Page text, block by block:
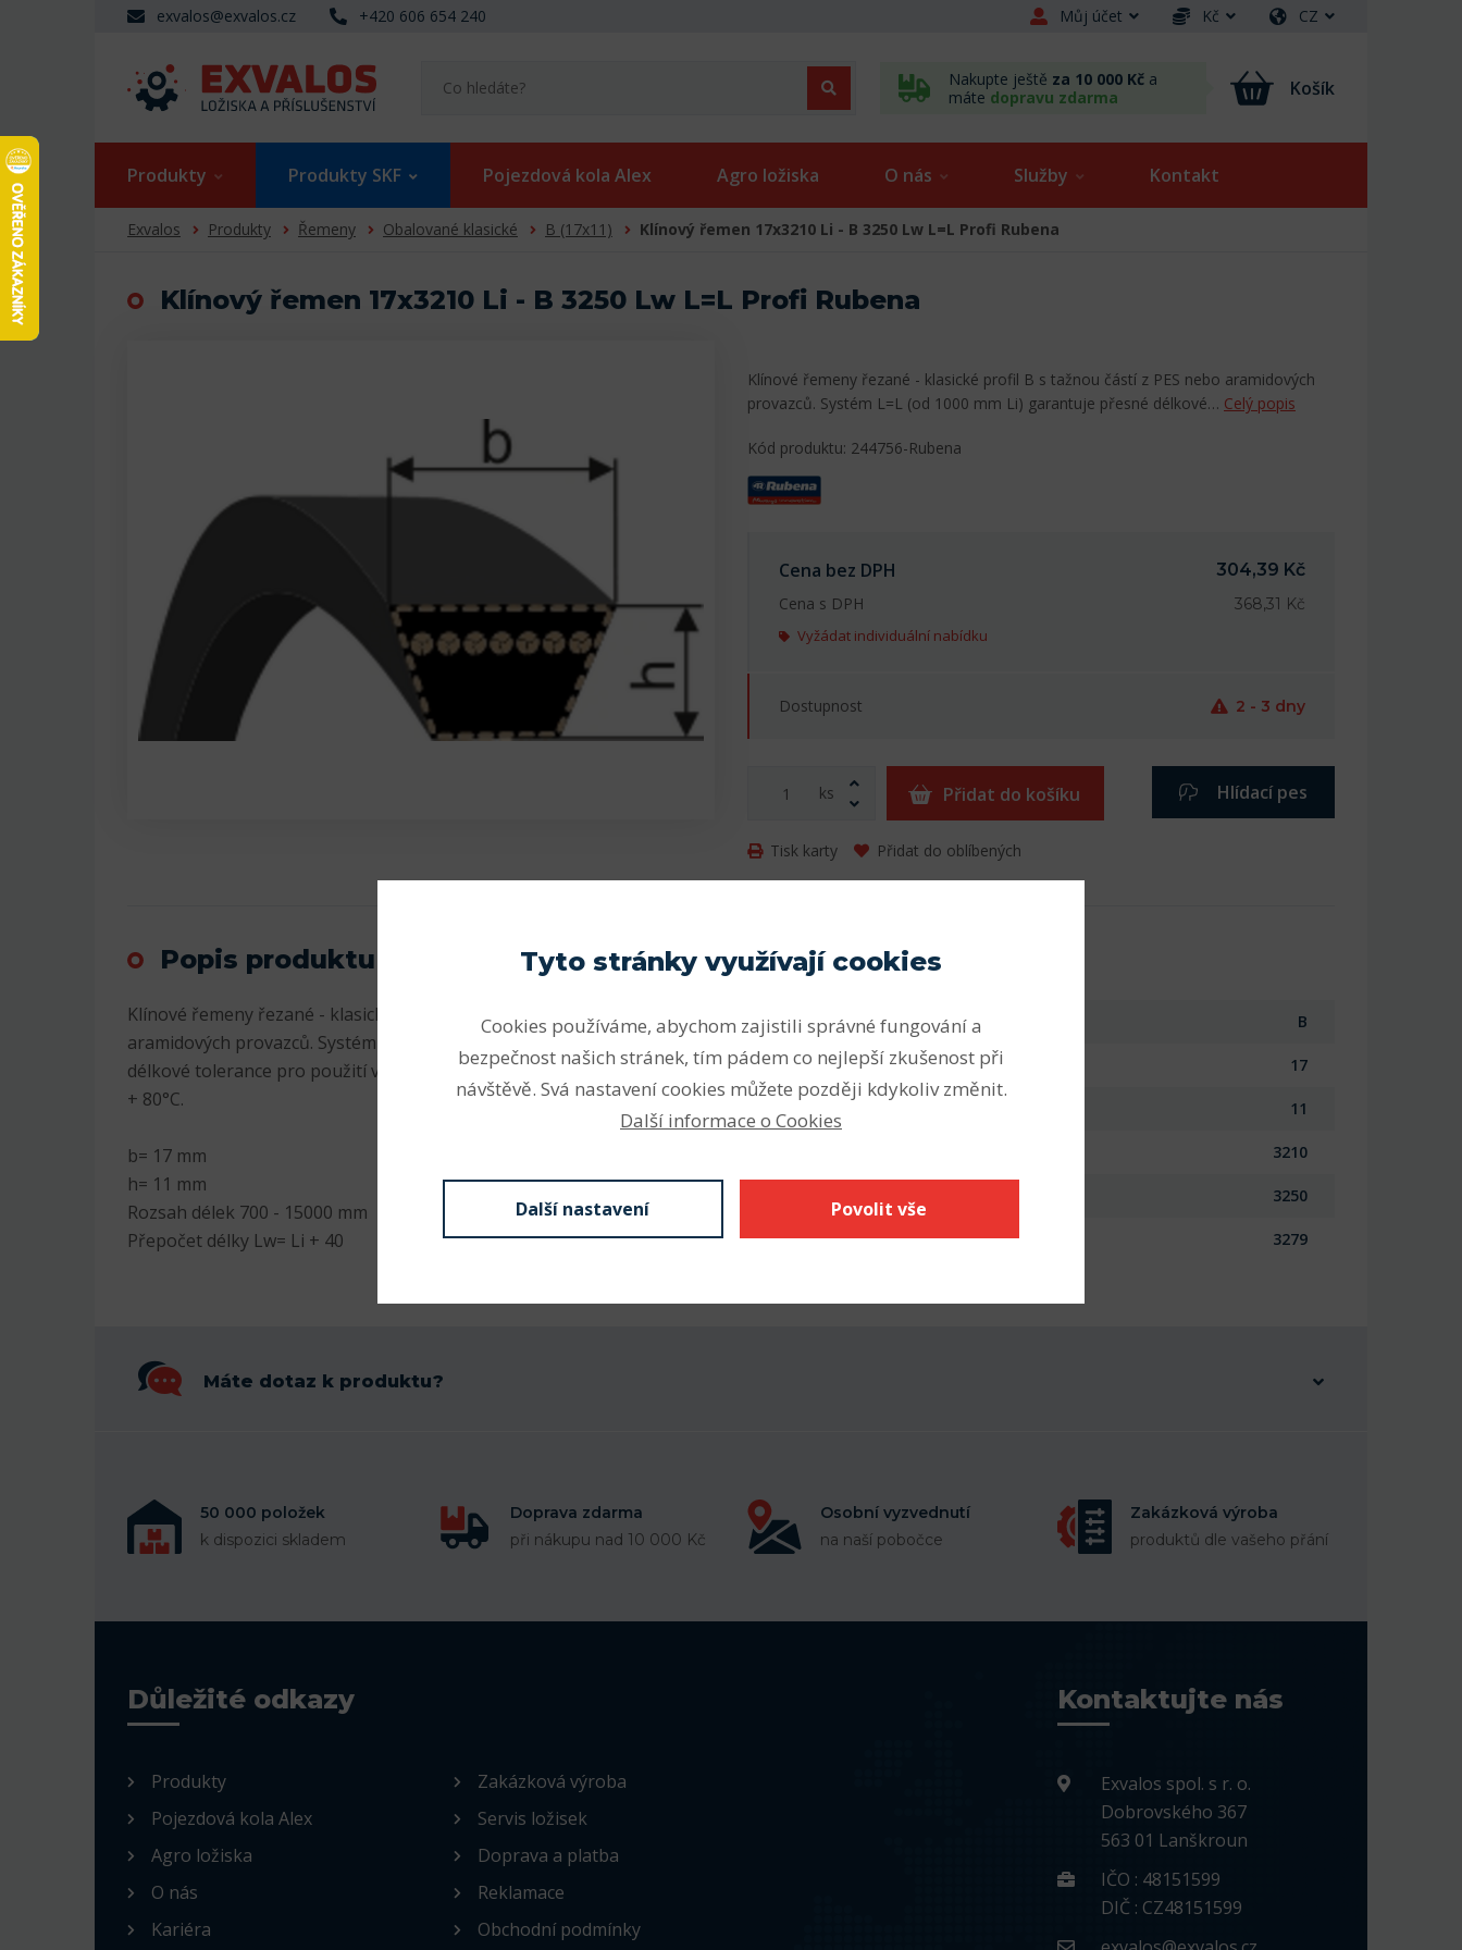
exvalos@exvalos.cz +420 606 654 240 Můj účet Kč CZ
Nakupte ještě za 10 000 Kč a
máte dopravu zdarma Košík
Produkty Produkty SKF Pojezdová kola Alex Agro ložiska O nás Služby Kontakt
Exvalos Produkty Řemeny Obalované klasické B (17x11) Klínový řemen 17x3210 Li - B 3250 Lw L=L Profi Rubena
Klínový řemen 17x3210 Li - B 3250 Lw L=L Profi Rubena
Klínové řemeny řezané - klasické profil B s tažnou částí z PES nebo aramidových
provazců. Systém L=L (od 1000 mm Li) garantuje přesné délkové… Celý popis
Kód produktu: 244756-Rubena
Cena bez DPH
304,39 Kč
Cena s DPH
368,31 Kč
Vyžádat individuální nabídku
Dostupnost 2 - 3 dny
ks Přidat do košíku Hlídací pes
Tisk karty Přidat do oblíbených
Popis produktu
Klínové řemeny řezané - klasické profil B s tažnou částí z PES nebo
aramidových provazců. Systém L=L (od 1000 mm Li) garantuje přesné
délkové tolerance pro použití v sadě. Odolnost vůči teplotám od -30 do
+ 80°C.
b= 17 mm
h= 11 mm
Rozsah délek 700 - 15000 mm
Přepočet délky Lw= Li + 40
Parametry
Profil B
Šířka profilu (mm) 17
11
3210
3250
Vnější délka La (mm) 3279
Máte dotaz k produktu?
50 000 položek
k dispozici skladem
Doprava zdarma
při nákupu nad 10 000 Kč
Osobní vyzvednutí
na naší pobočce
Zakázková výroba
produktů dle vašeho přání
Důležité odkazy
Produkty
Pojezdová kola Alex
Agro ložiska
O nás
Kariéra
Zakázková výroba
Servis ložisek
Doprava a platba
Reklamace
Obchodní podmínky
Kontaktujte nás
Exvalos spol. s r. o.
Dobrovského 367
563 01 Lanškroun
IČO : 48151599
DIČ : CZ48151599
Tyto stránky využívají cookies
Cookies používáme, abychom zajistili správné fungování a
bezpečnost našich stránek, tím pádem co nejlepší zkušenost při
návštěvě. Svá nastavení cookies můžete později kdykoliv změnit.
Další informace o Cookies
Další nastavení Povolit vše